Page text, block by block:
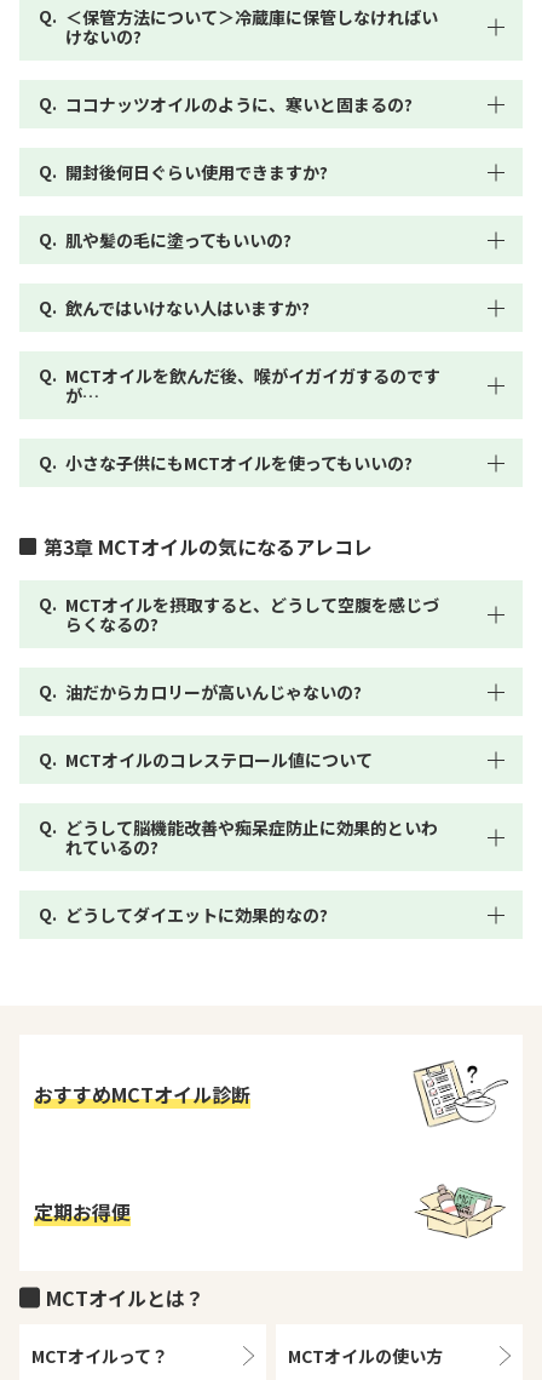
＜保管方法について＞冷蔵庫に保管しなければい
けないの?
ココナッツオイルのように、寒いと固まるの?
開封後何日ぐらい使用できますか?
肌や髪の毛に塗ってもいいの?
飲んではいけない人はいますか?
MCTオイルを飲んだ後、喉がイガイガするのです
が…
小さな子供にもMCTオイルを使ってもいいの?
第3章 MCTオイルの気になるアレコレ
MCTオイルを摂取すると、どうして空腹を感じづ
らくなるの?
油だからカロリーが高いんじゃないの?
MCTオイルのコレステロール値について
どうして脳機能改善や痴呆症防止に効果的といわ
れているの?
どうしてダイエットに効果的なの?
おすすめMCTオイル診断
定期お得便
MCTオイルとは？
MCTオイルって？ MCTオイルの使い方